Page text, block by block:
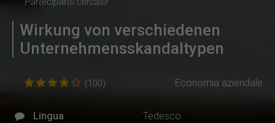
Wirkung von verschiedenen
Unternehmensskandaltypen
(100) Economia aziendale
Lingua Tedesco